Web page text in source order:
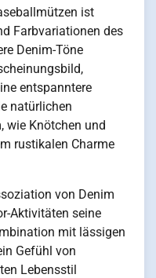
ist
Farbvariationen des
Denim-Töne
entspanntere
natürlichen
wie Knötchen und
rustikalen Charme
von Denim
Aktivitäten seine
mit lässigen
Gefühl von
Lebensstil